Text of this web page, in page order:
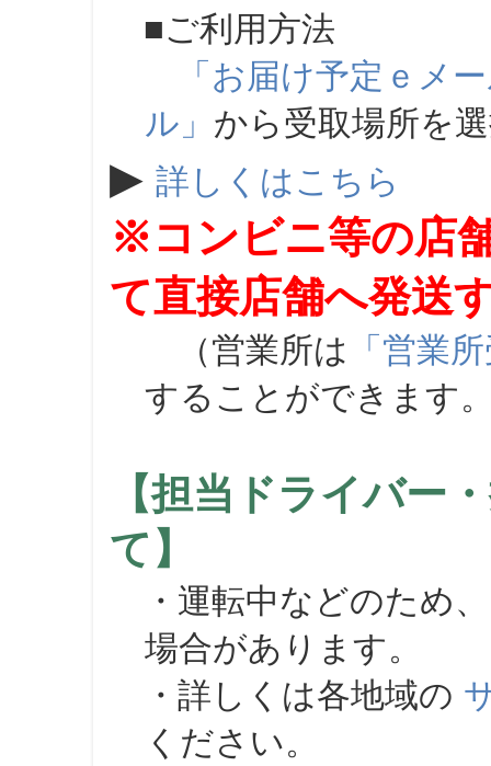
■ご利用方法
「お届け予定ｅメ
ル」 から受取場所を
▶ 詳しくはこちら
※コンビニ等の店
て直接店舗へ発送
（営業所は 「営業
することができます
【担当ドライバー
て】
・運転中などのため
場合があります。
・詳しくは各地域の
ください。